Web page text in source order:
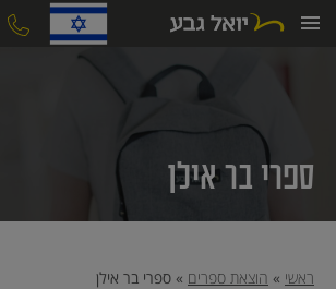
לתוכן
ספרי בר אילן
ראשי » הוצאת ספרים » ספרי בר אילן